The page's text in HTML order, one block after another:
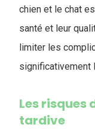
chien et le chat
santé et leur
limiter les
significativement
Les risques
tardive